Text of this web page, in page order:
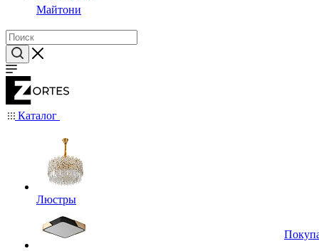
Майтони
Каталог
Люстры